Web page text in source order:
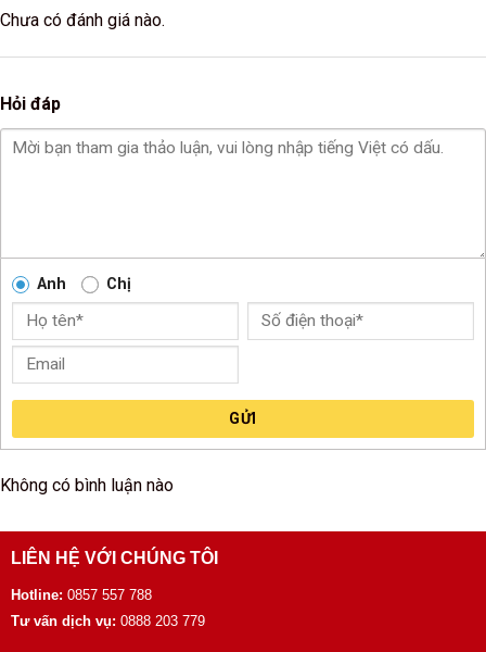
Chưa có đánh giá nào.
Hỏi đáp
Anh Chị
GỬI
Không có bình luận nào
LIÊN HỆ VỚI CHÚNG TÔI
Hotline: 0857 557 788
Tư vấn dịch vụ: 0888 203 779